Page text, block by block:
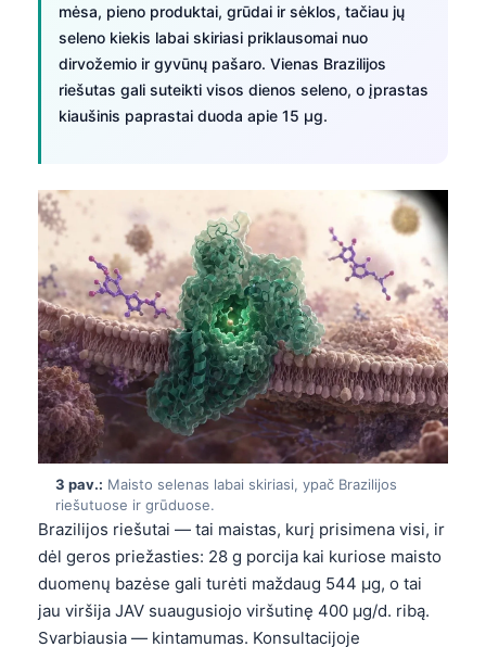
mėsa, pieno produktai, grūdai ir sėklos, tačiau jų
seleno kiekis labai skiriasi priklausomai nuo
dirvožemio ir gyvūnų pašaro. Vienas Brazilijos
riešutas gali suteikti visos dienos seleno, o įprastas
kiaušinis paprastai duoda apie 15 µg.
3 pav.: Maisto selenas labai skiriasi, ypač Brazilijos
riešutuose ir grūduose.
Brazilijos riešutai — tai maistas, kurį prisimena visi, ir
dėl geros priežasties: 28 g porcija kai kuriose maisto
duomenų bazėse gali turėti maždaug 544 µg, o tai
jau viršija JAV suaugusiojo viršutinę 400 µg/d. ribą.
Svarbiausia — kintamumas. Konsultacijoje